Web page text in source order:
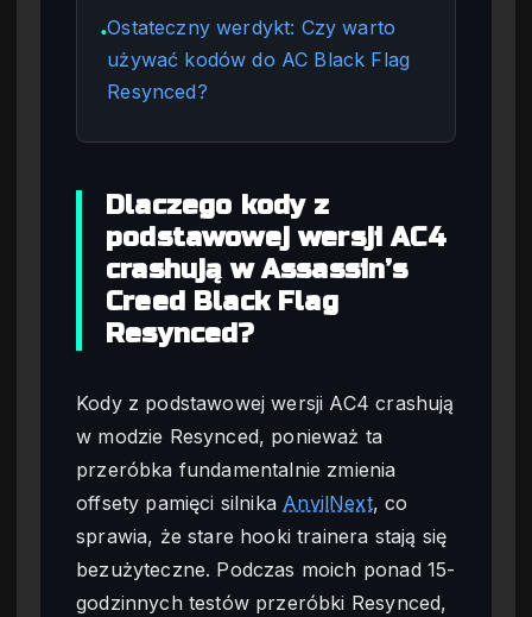
●Ostateczny werdykt: Czy warto
używać kodów do AC Black Flag
Resynced?
Dlaczego kody z
podstawowej wersji AC4
crashują w Assassin’s
Creed Black Flag
Resynced?
Kody z podstawowej wersji AC4 crashują
w modzie Resynced, ponieważ ta
przeróbka fundamentalnie zmienia
offsety pamięci silnika AnvilNext, co
sprawia, że stare hooki trainera stają się
bezużyteczne. Podczas moich ponad 15-
godzinnych testów przeróbki Resynced,